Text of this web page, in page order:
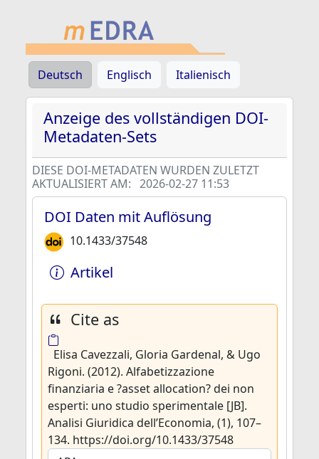
Deutsch Englisch Italienisch
Anzeige des vollständigen DOI-
Metadaten-Sets
DIESE DOI-METADATEN WURDEN ZULETZT
AKTUALISIERT AM: 2026-02-27 11:53
DOI Daten mit Auflösung
10.1433/37548
Artikel
Cite as
Elisa Cavezzali, Gloria Gardenal, & Ugo
Rigoni. (2012). Alfabetizzazione
finanziaria e ?asset allocation? dei non
esperti: uno studio sperimentale [JB].
Analisi Giuridica dell’Economia, (1), 107–
134. https://doi.org/10.1433/37548